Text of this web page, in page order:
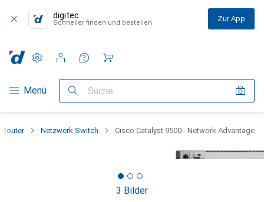
digitec
Schneller finden und bestellen Zur App
Navigation nach Kategorien
Menü Suche
Einstellungen
Kundenkonto
Vergleichslisten
Merklisten
Warenkorb
Netzwerk Switch Cisco Catalyst 9500 - Network Advantage
3 Bilder